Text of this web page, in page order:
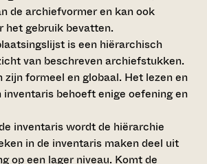
de archiefvormer en kan ook
het gebruik bevatten.
is een hiërarchisch
van beschreven archiefstukken.
zijn formeel en globaal. Het lezen en
inventaris behoeft enige oefening en
inventaris wordt de hiërarchie
in de inventaris maken deel uit
op een lager niveau. Komt de